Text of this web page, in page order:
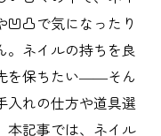
凸で気になったり
。ネイルの持ちを良
を保ちたい――そん
入れの仕方や道具選
本記事では、ネイル